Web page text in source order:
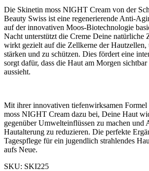
Die Skinetin moss NIGHT Cream von der
Beauty Swiss ist eine regenerierende Anti-
auf der innovativen Moos-Biotechnologie
Nacht unterstützt die Creme Deine natürliche
wirkt gezielt auf die Zellkerne der Hautzellen,
stärken und zu schützen. Dies fördert eine
sorgt dafür, dass die Haut am Morgen
aussieht.
Mit ihrer innovativen tiefenwirksamen Formel
moss NIGHT Cream dazu bei, Deine Haut
gegenüber Umwelteinflüssen zu machen und
Hautalterung zu reduzieren. Die perfekte
Tagespflege für ein jugendlich strahlendes
aufs Neue.
SKU: SKI225